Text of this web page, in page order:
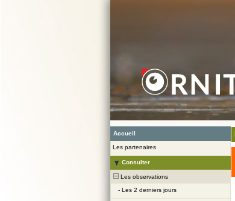
Accueil
Les partenaires
Consulter
Les observations
- Les 2 derniers jours